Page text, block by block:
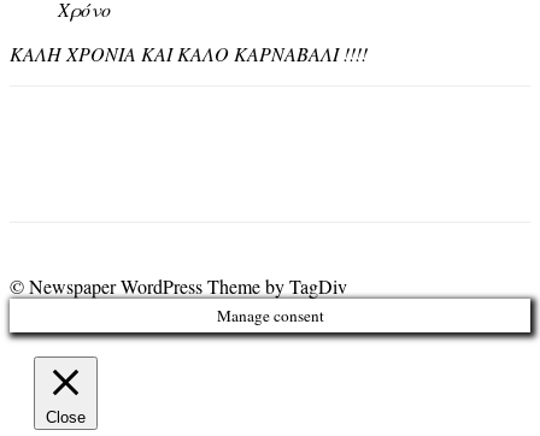
Χρόνο
ΚΑΛΗ ΧΡΟΝΙΑ ΚΑΙ ΚΑΛΟ ΚΑΡΝΑΒΑΛΙ !!!!
© Newspaper WordPress Theme by TagDiv
Manage consent
Close